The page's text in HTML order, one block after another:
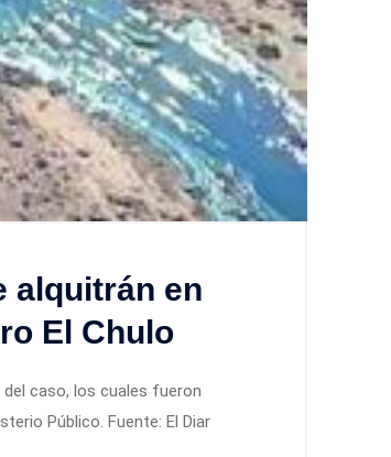
alquitrán en
El Chulo
del caso, los cuales fueron
Público. Fuente: El Diar